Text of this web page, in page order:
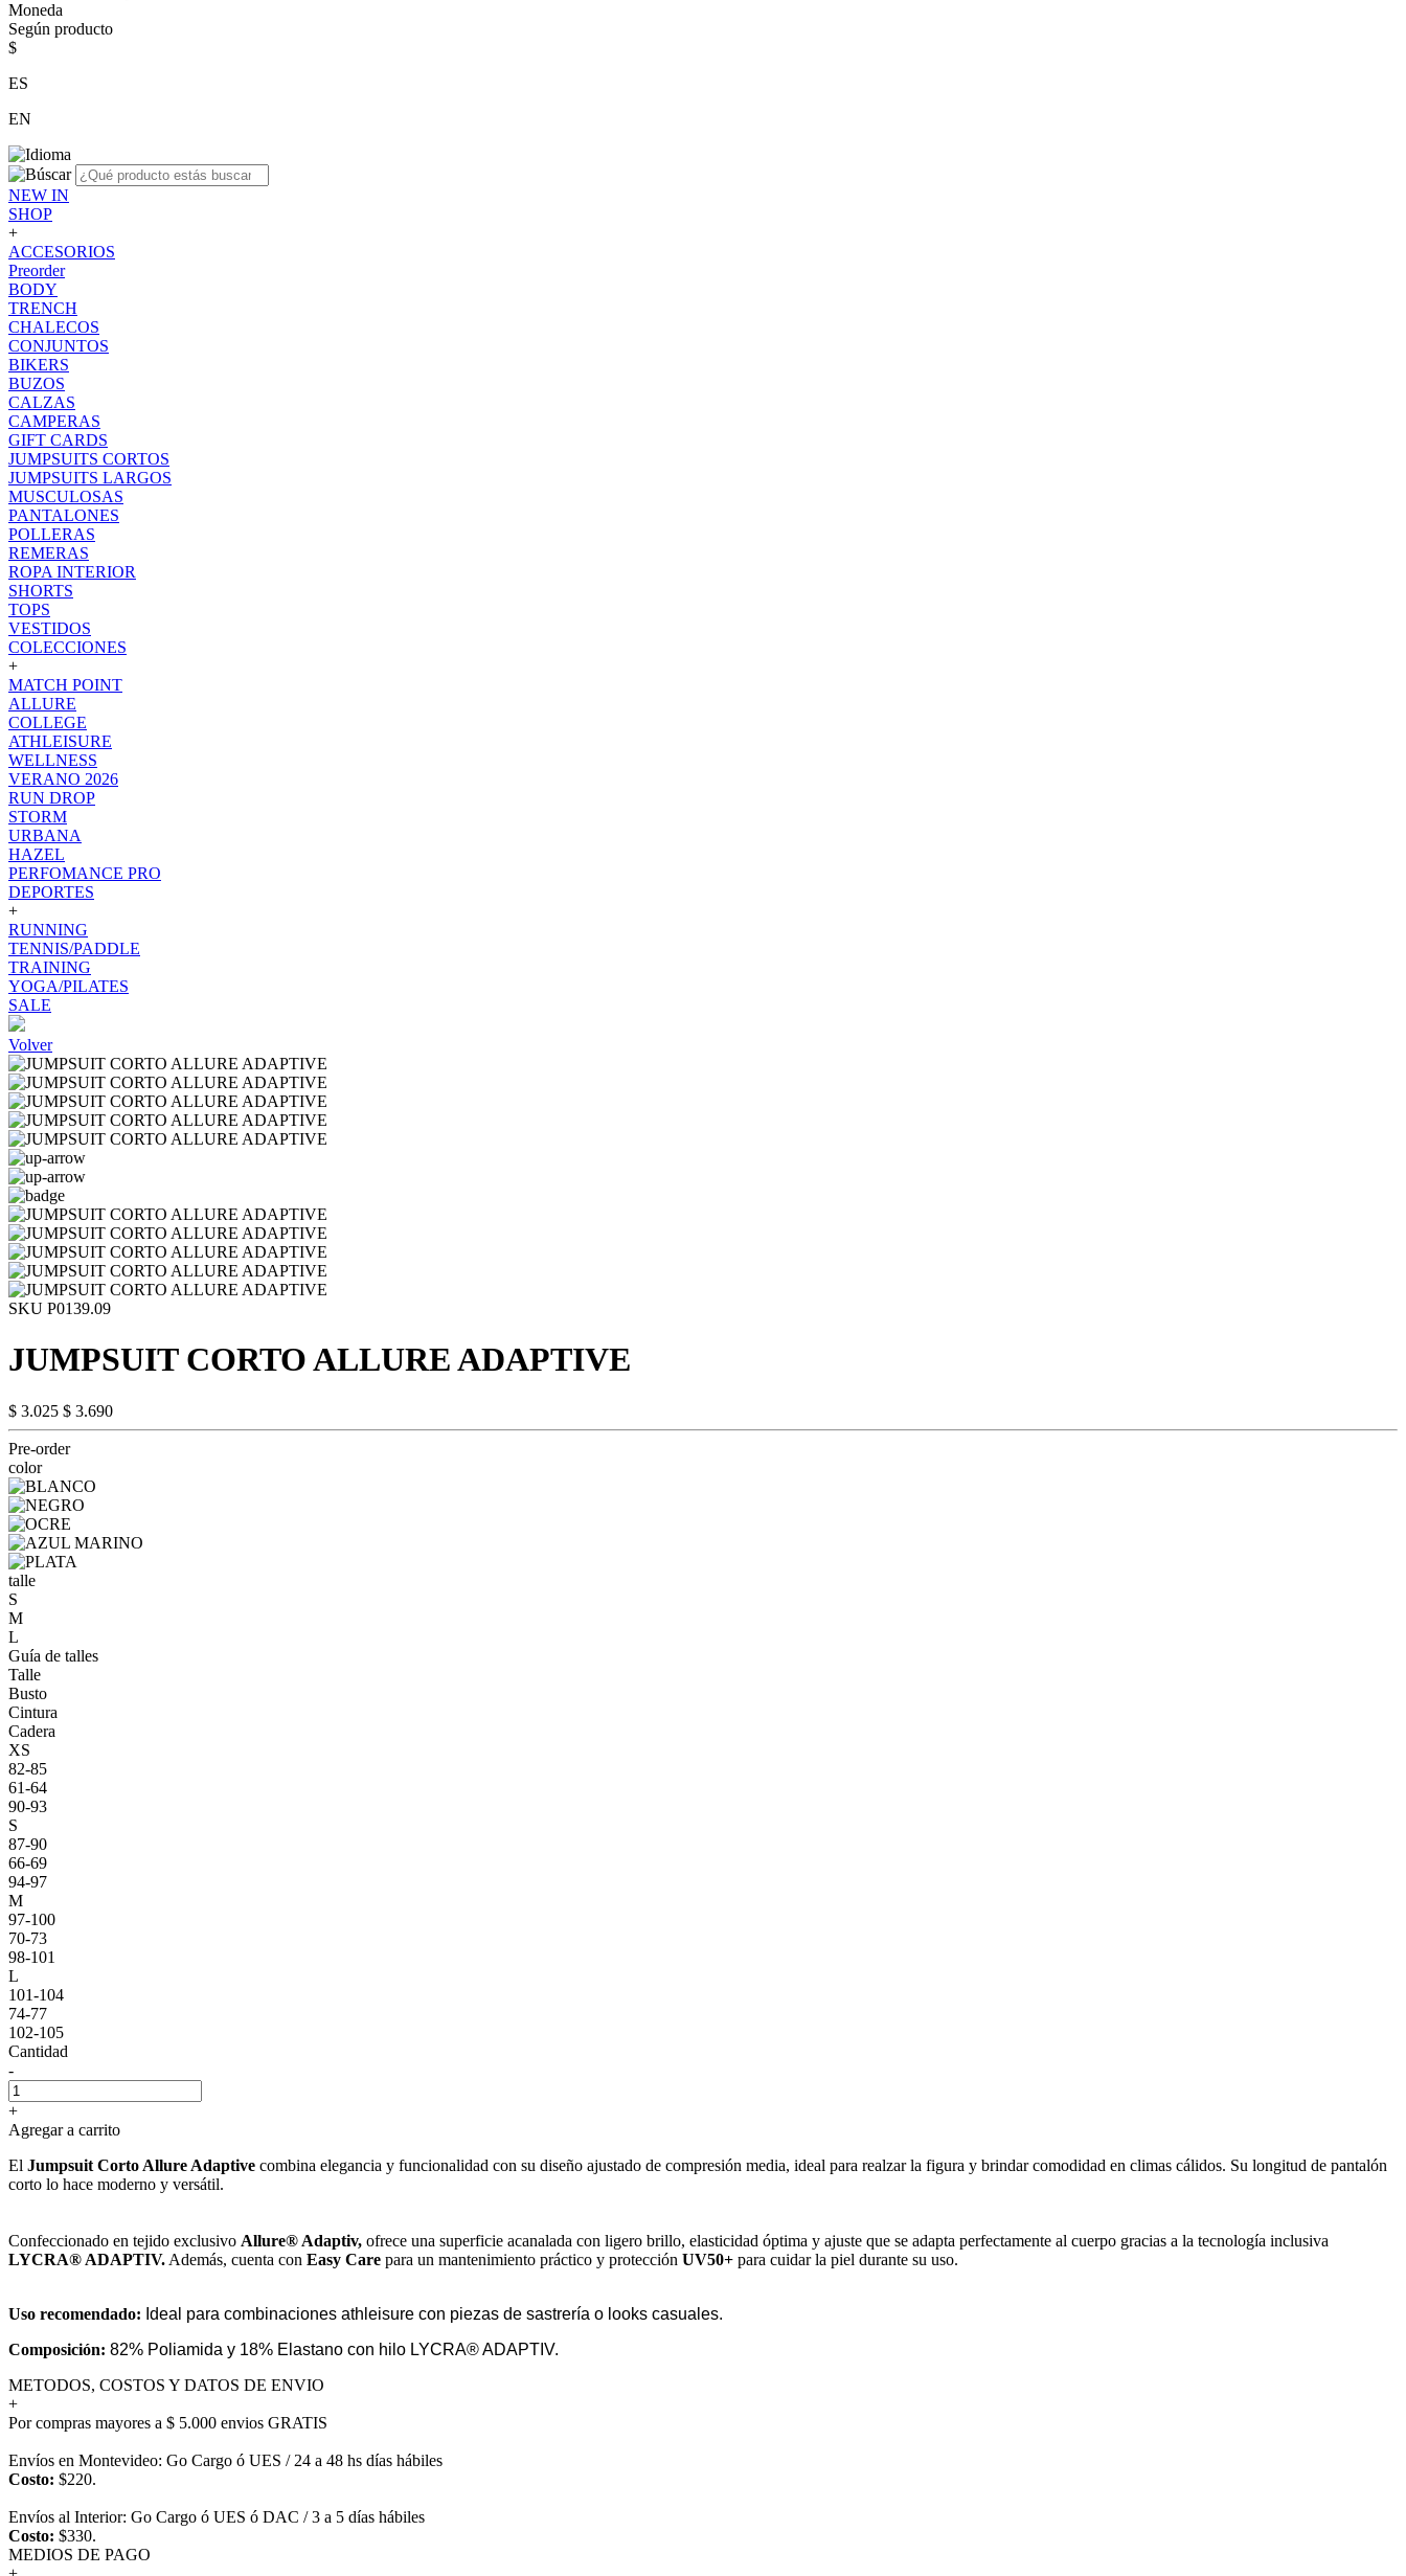
Moneda
Según producto
$
ES
EN
NEW IN
SHOP
+
ACCESORIOS
Preorder
BODY
TRENCH
CHALECOS
CONJUNTOS
BIKERS
BUZOS
CALZAS
CAMPERAS
GIFT CARDS
JUMPSUITS CORTOS
JUMPSUITS LARGOS
MUSCULOSAS
PANTALONES
POLLERAS
REMERAS
ROPA INTERIOR
SHORTS
TOPS
VESTIDOS
COLECCIONES
+
MATCH POINT
ALLURE
COLLEGE
ATHLEISURE
WELLNESS
VERANO 2026
RUN DROP
STORM
URBANA
HAZEL
PERFOMANCE PRO
DEPORTES
+
RUNNING
TENNIS/PADDLE
TRAINING
YOGA/PILATES
SALE
Volver
SKU P0139.09
JUMPSUIT CORTO ALLURE ADAPTIVE
$ 3.025 $ 3.690
Pre-order
color
talle
S
M
L
Guía de talles
Talle
Busto
Cintura
Cadera
XS
82-85
61-64
90-93
S
87-90
66-69
94-97
M
97-100
70-73
98-101
L
101-104
74-77
102-105
Cantidad
-
+
Agregar a carrito
El Jumpsuit Corto Allure Adaptive combina elegancia y funcionalidad con su diseño ajustado de compresión media, ideal para realzar la figura y brindar comodidad en climas cálidos. Su longitud de pantalón
corto lo hace moderno y versátil.
Confeccionado en tejido exclusivo Allure® Adaptiv, ofrece una superficie acanalada con ligero brillo, elasticidad óptima y ajuste que se adapta perfectamente al cuerpo gracias a la tecnología inclusiva
LYCRA® ADAPTIV. Además, cuenta con Easy Care para un mantenimiento práctico y protección UV50+ para cuidar la piel durante su uso.
Uso recomendado: Ideal para combinaciones athleisure con piezas de sastrería o looks casuales.
Composición: 82% Poliamida y 18% Elastano con hilo LYCRA® ADAPTIV.
METODOS, COSTOS Y DATOS DE ENVIO
+
Por compras mayores a $ 5.000 envios GRATIS
Envíos en Montevideo: Go Cargo ó UES / 24 a 48 hs días hábiles
Costo: $220.
Envíos al Interior: Go Cargo ó UES ó DAC / 3 a 5 días hábiles
Costo: $330.
MEDIOS DE PAGO